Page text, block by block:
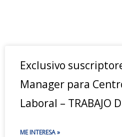
Exclusivo
Manager para
Laboral – TRABAJO
ME INTERESA »